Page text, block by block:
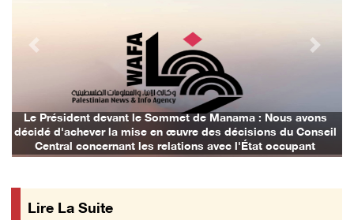
07/August/2026 10:31 PM
Les forces d'occupation israéliennes entrave ...
07/August/2026 09:21 PM
Trois Palestiniens blessés lors d'une agress ...
07/August/2026 09:00 PM
Des colons attaquent des maisons palestinien ...
Le Président devant le Sommet de Manama : Nous avons
décidé d'achever la mise en œuvre des décisions du Conseil
Central concernant les relations avec l'État occupant
Previous Next
Lire La Suite